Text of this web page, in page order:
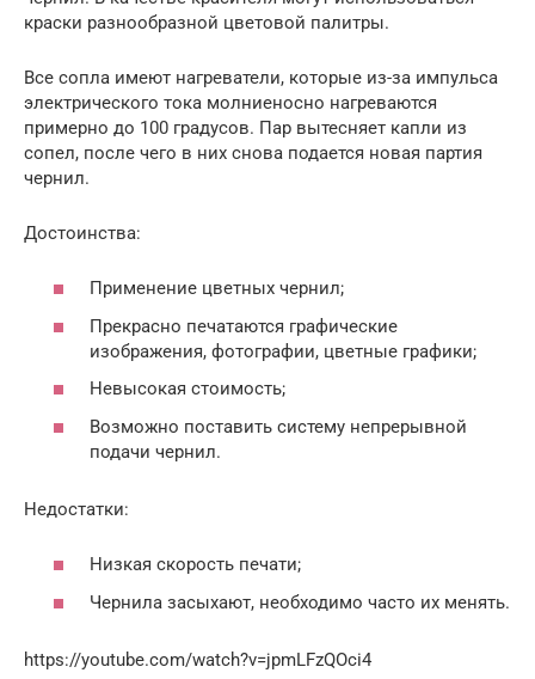
краски разнообразной цветовой палитры.
Все сопла имеют нагреватели, которые из-за импульса
электрического тока молниеносно нагреваются
примерно до 100 градусов. Пар вытесняет капли из
сопел, после чего в них снова подается новая партия
чернил.
Достоинства:
Применение цветных чернил;
Прекрасно печатаются графические
изображения, фотографии, цветные графики;
Невысокая стоимость;
Возможно поставить систему непрерывной
подачи чернил.
Недостатки:
Низкая скорость печати;
Чернила засыхают, необходимо часто их менять.
https://youtube.com/watch?v=jpmLFzQOci4